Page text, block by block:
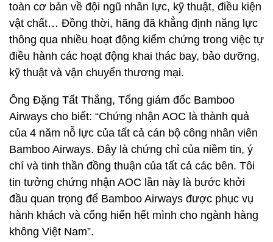
toàn cơ bản về đội ngũ nhân lực, kỹ thuật, điều kiện
vật chất… Đồng thời, hãng đã khẳng định năng lực
thông qua nhiều hoạt động kiểm chứng trong việc tự
điều hành các hoạt động khai thác bay, bảo dưỡng,
kỹ thuật và vận chuyển thương mại.
Ông Đặng Tất Thắng, Tổng giám đốc Bamboo
Airways cho biết: “Chứng nhận AOC là thành quả
của 4 năm nỗ lực của tất cả cán bộ công nhân viên
Bamboo Airways. Đây là chứng chỉ của niềm tin, ý
chí và tinh thần đồng thuận của tất cả các bên. Tôi
tin tưởng chứng nhận AOC lần này là bước khởi
đầu quan trọng để Bamboo Airways được phục vụ
hành khách và cống hiến hết mình cho ngành hàng
không Việt Nam”.